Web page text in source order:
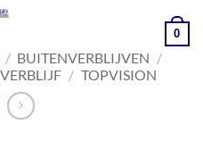
0
/ BUITENVERBLIJVEN /
/ TOPVISION